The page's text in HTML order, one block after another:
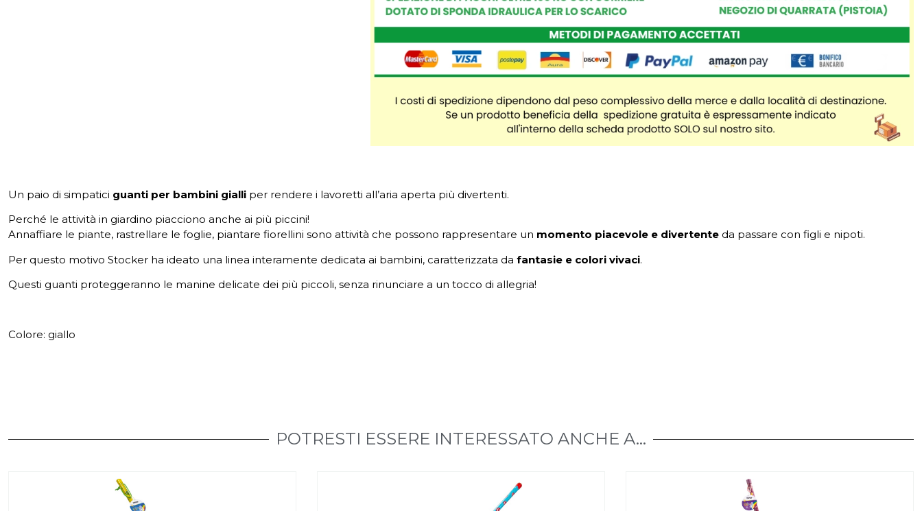
Un paio di simpatici guanti per bambini gialli per rendere i lavoretti all’aria aperta più divertenti.
Perché le attività in giardino piacciono anche ai più piccini!
Annaffiare le piante, rastrellare le foglie, piantare fiorellini sono attività che possono rappresentare un momento piacevole e divertente da passare con figli e nipoti.
Per questo motivo Stocker ha ideato una linea interamente dedicata ai bambini, caratterizzata da fantasie e colori vivaci.
Questi guanti proteggeranno le manine delicate dei più piccoli, senza rinunciare a un tocco di allegria!
Colore: giallo
POTRESTI ESSERE INTERESSATO ANCHE A...